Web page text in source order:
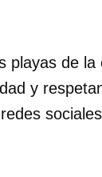
iniciar sesión
playas de
y